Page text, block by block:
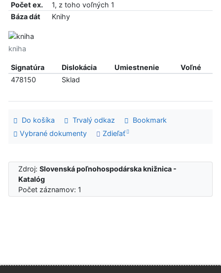
Počet ex.
1, z toho voľných 1
Báza dát
Knihy
kniha
Signatúra Dislokácia Umiestnenie
Voľné
478150
Sklad
Do košíka Trvalý odkaz
Bookmark
Vybrané dokumenty
Zdieľať
Zdroj:Slovenská poľnohospodárska knižnica -
Katalóg
Počet záznamov: 1